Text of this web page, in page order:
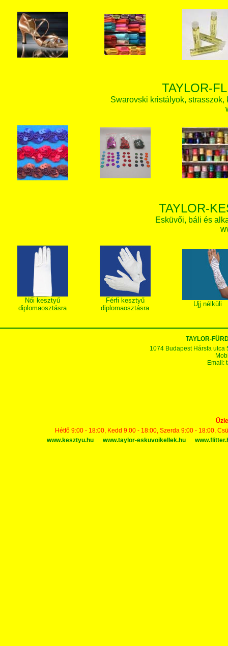
TAYLOR-
Swarovski kristályok,
TAYLOR-
Esküvői, báli és
Női kesztyű
diplomaosztásra
Férfi kesztyű
diplomaosztásra
Ujj nélküli
TAYLOR-
1074 Budapest Hársfa utca
Email:
Hétfő 9:00 - 18:00, Kedd 9:00 - 18:00, Szerda 9:00 - 18:00,
www.kesztyu.hu
www.taylor-eskuvoikellek.hu